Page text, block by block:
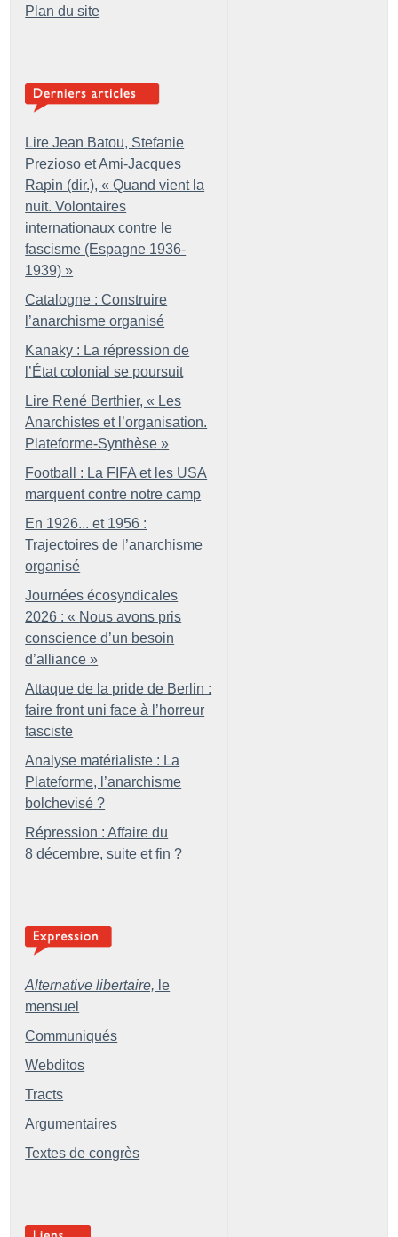
Plan du site
Lire Jean Batou, Stefanie
Prezioso et Ami-Jacques
Rapin (dir.), « Quand vient la
nuit. Volontaires
internationaux contre le
fascisme (Espagne 1936-
1939) »
Catalogne : Construire
l’anarchisme organisé
Kanaky : La répression de
l’État colonial se poursuit
Lire René Berthier, « Les
Anarchistes et l’organisation.
Plateforme-Synthèse »
Football : La FIFA et les USA
marquent contre notre camp
En 1926... et 1956 :
Trajectoires de l’anarchisme
organisé
Journées écosyndicales
2026 : « Nous avons pris
conscience d’un besoin
d’alliance »
Attaque de la pride de Berlin :
faire front uni face à l’horreur
fasciste
Analyse matérialiste : La
Plateforme, l’anarchisme
bolchevisé ?
Répression : Affaire du
8 décembre, suite et fin ?
Alternative libertaire, le
mensuel
Communiqués
Webditos
Tracts
Argumentaires
Textes de congrès